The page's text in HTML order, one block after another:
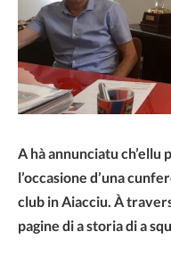
A hà annunciatu ch’ellu
l’occasione d’una
club in Aiacciu. À
pagine di a storia di a